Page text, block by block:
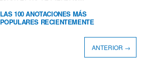
LAS 100 ANOTACIONES MÁS
POPULARES RECIENTEMENTE
ANTERIOR →